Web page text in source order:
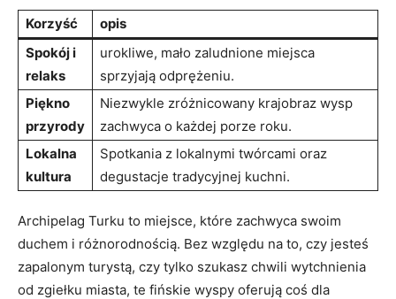
Korzyść
opis
Spokój i
relaks
urokliwe, mało zaludnione miejsca
sprzyjają odprężeniu.
Piękno
przyrody
Niezwykle zróżnicowany krajobraz wysp
zachwyca o każdej porze roku.
Lokalna
⁤kultura
Spotkania z lokalnymi twórcami oraz
degustacje tradycyjnej kuchni.
Archipelag Turku to miejsce, ​które zachwyca ‍swoim
duchem i różnorodnością. Bez względu na to, czy jesteś
zapalonym turystą, ‌czy tylko szukasz chwili wytchnienia
od ⁢zgiełku miasta, te fińskie wyspy oferują​ coś dla‍